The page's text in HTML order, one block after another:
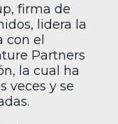
firma de
lidera la
con el
Partners
la cual ha
veces y se